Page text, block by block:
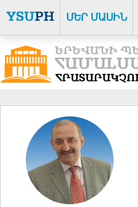
ՄԵՐ ՄԱՍԻՆ